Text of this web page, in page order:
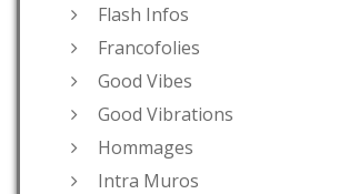
Flash Infos
Francofolies
Good Vibes
Good Vibrations
Hommages
Intra Muros